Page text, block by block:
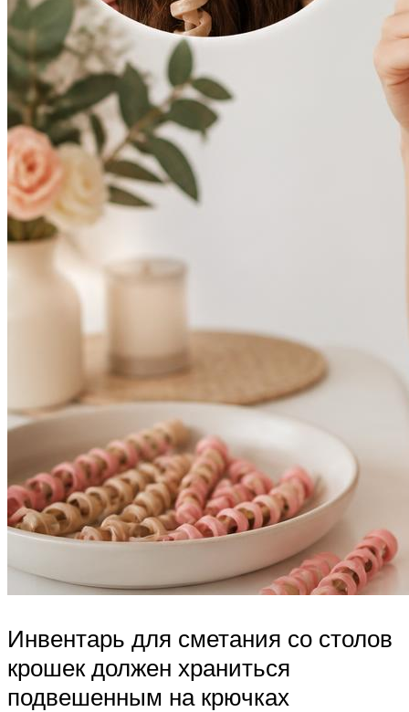
Инвентарь для сметания со столов
крошек должен храниться
подвешенным на крючках